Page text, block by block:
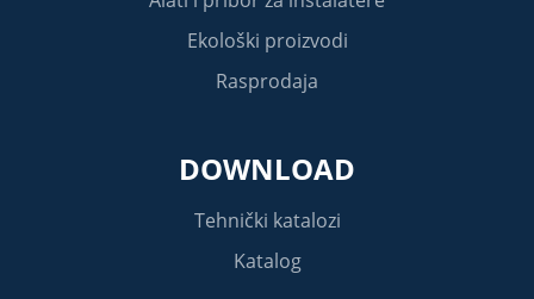
Ekološki proizvodi
Rasprodaja
DOWNLOAD
Tehnički katalozi
Katalog